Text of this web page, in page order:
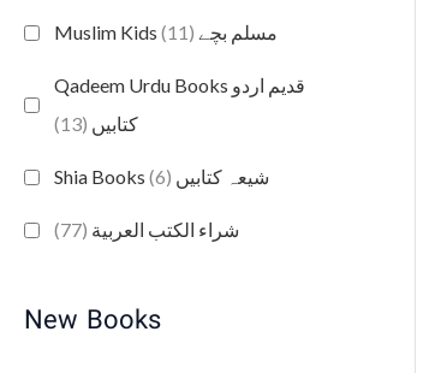
Muslim Kids مسلم بچے (11)
Qadeem Urdu Books قدیم اردو
کتابیں (13)
Shia Books شیعہ کتابیں (6)
شراء الكتب العربية (77)
New Books